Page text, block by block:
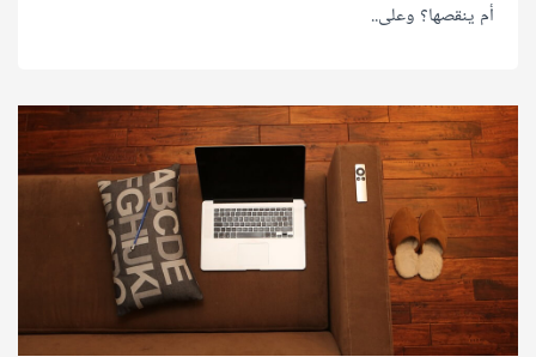
أم ينقصها؟ وعلى..